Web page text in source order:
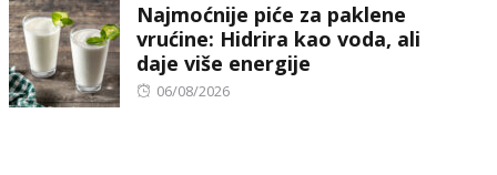
Najmoćnije piće za paklene
vrućine: Hidrira kao voda, ali
daje više energije
Posted
06/08/2026